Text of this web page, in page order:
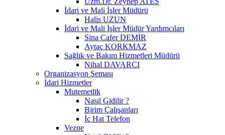
İdari ve Mali İşler Müdürü
Halis UZUN
İdari ve Mali İşler Müdür Yardımcıları
Sina Cafer DEMİR
Aytaç KORKMAZ
Sağlık ve Bakım Hizmetleri Müdürü
Nihal DAVARCI
Organizasyon Şeması
İdari Hizmetler
Mutemetlik
Nasıl Gidilir ?
Birim Çalışanları
İç Hat Telefon
Vezne